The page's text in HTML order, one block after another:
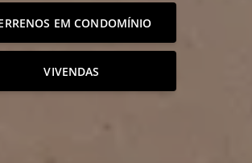
EM CONDOMÍNIO
VIVENDAS